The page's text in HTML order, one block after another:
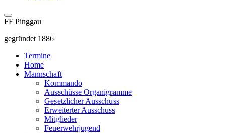
FF Pinggau
gegründet 1886
Termine
Home
Mannschaft
Kommando
Ausschüsse Organigramme
Gesetzlicher Ausschuss
Erweiterter Ausschuss
Mitglieder
Feuerwehrjugend